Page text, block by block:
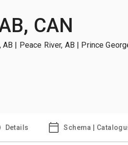
CAN
| Peace River, AB | Prince
Details Schema |